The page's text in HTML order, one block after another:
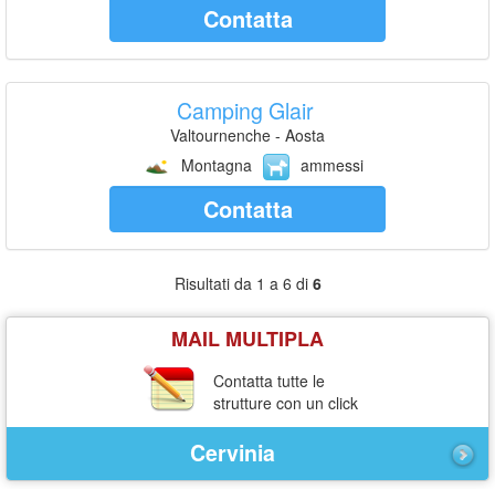
Contatta
Camping Glair
Valtournenche - Aosta
Montagna
ammessi
Contatta
Risultati da 1 a 6 di 6
MAIL MULTIPLA
Contatta tutte le
strutture con un click
Cervinia